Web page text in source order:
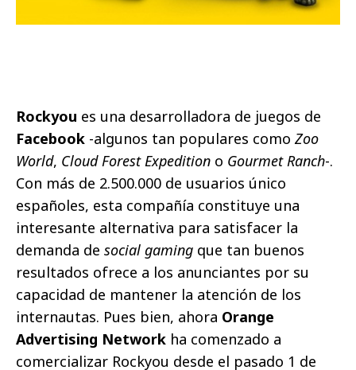
Rockyou es una desarrolladora de juegos de
Facebook -algunos tan populares como Zoo
World, Cloud Forest Expedition o Gourmet Ranch-.
Con más de 2.500.000 de usuarios único
españoles, esta compañía constituye una
interesante alternativa para satisfacer la
demanda de social gaming que tan buenos
resultados ofrece a los anunciantes por su
capacidad de mantener la atención de los
internautas. Pues bien, ahora Orange
Advertising Network ha comenzado a
comercializar Rockyou desde el pasado 1 de